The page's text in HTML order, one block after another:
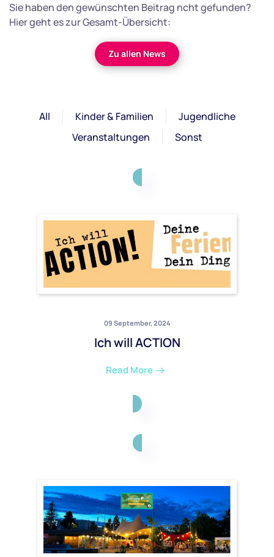
Sie haben den gewünschten Beitrag ncht gefunden?
Hier geht es zur Gesamt-Übersicht:
Zu allen News
All Kinder & Familien
Jugendliche
Veranstaltungen
Sonst
09 September, 2024
Ich will ACTION
Read More